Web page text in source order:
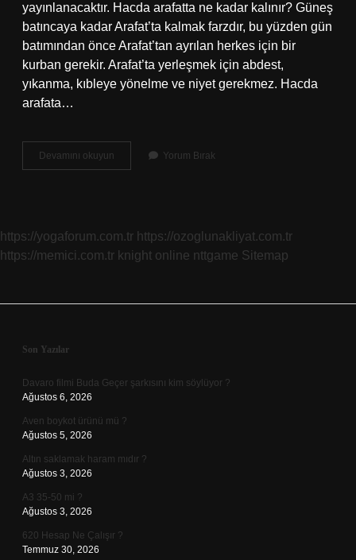
yayınlanacaktır. Hacda arafatta ne kadar kalınır? Güneş
batıncaya kadar Arafat’ta kalmak farzdır, bu yüzden gün
batımından önce Arafat’tan ayrılan herkes için bir
kurban gerekir. Arafat’ta yerleşmek için abdest,
yıkanma, kıbleye yönelme ve niyet gerekmez. Hacda
arafata…
Devamını okuyun
Ne
Yorum Bırak
https://yogaforum.com.tr https://ozoglunakliyat.com.tr
https://memici.com.tr knight online nttgame Sitemap
Sidebar
Son Yazılar
Davaro filmi Buda Geçer şarkısını kim söylüyor ?
Ağustos 6, 2026
Aven boykot ürünü mü ?
Ağustos 5, 2026
Altın saklamak haram mıdır ?
Ağustos 3, 2026
A3 35-50 mi ?
Ağustos 3, 2026
620 Hesap Ne Çalışır ?
Temmuz 30, 2026